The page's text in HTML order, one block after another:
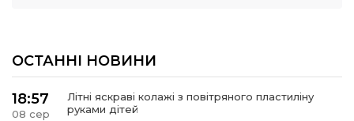
ОСТАННІ НОВИНИ
18:57
08 сер
Літні яскраві колажі з повітряного пластиліну
руками дітей